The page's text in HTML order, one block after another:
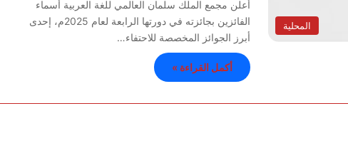
المحلية
أعلن مجمع الملك سلمان العالمي للغة العربية أسماء
الفائزين بجائزته في دورتها الرابعة لعام 2025م، إحدى
أبرز الجوائز المخصصة للاحتفاء…
أكمل القراءة »